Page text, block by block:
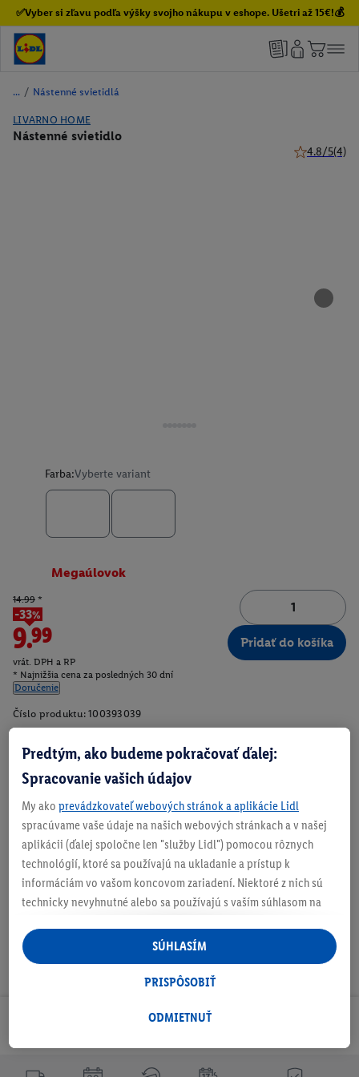
✅Vyber si zľavu podľa výšky svojho nákupu v eshope. Ušetri až 15€!💰
/ Nástenné svietidlá
LIVARNO HOME
Nástenné svietidlo
4.8/5(4)
Farba:Vyberte variant
Megaúlovok
14.99 *
-33%
9.99
vrát. DPH a RP
* Najnižšia cena za posledných 30 dní
Doručenie
Pridať do košíka
Číslo produktu: 100393039
O produkte
Na stiahnutie
Odoberaj Newsletter!
Predtým, ako budeme pokračovať ďalej:
Spracovanie vašich údajov
My ako prevádzkovateľ webových stránok a aplikácie Lidl
spracúvame vaše údaje na našich webových stránkach a v našej
aplikácii (ďalej spoločne len "služby Lidl") pomocou rôznych
technológií, ktoré sa používajú na ukladanie a prístup k
informáciám vo vašom koncovom zariadení. Niektoré z nich sú
technicky nevyhnutné alebo sa používajú s vaším súhlasom na
personalizovanú reklamu v rámci služieb Lidl aj mimo nich. Ak
ste účastníkom programu Lidl Plus, na tieto účely sa spracúvajú
aj údaje z vášho nákupného správania v obchode.
následne si vytvoríte účet Lidl Plus alebo sa prihlásite do svojho
ODMIETNUŤ
PRISPÔSOBIŤ
SÚHLASÍM